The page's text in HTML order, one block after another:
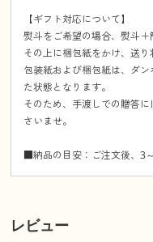
【ギフト対応について】
熨斗をご希望の場合、熨斗＋
その上に梱包紙をかけ、送り
包装紙および梱包紙は、ダ
た状態となります。
そのため、手渡しでの贈答
さいませ。
■納品の目安：ご注文後、3
レビュー